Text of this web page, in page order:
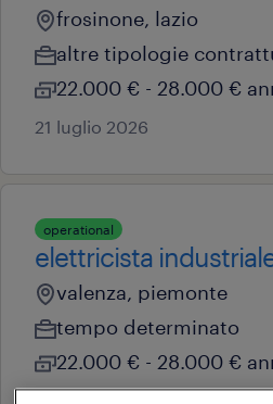
frosinone, lazio
altre tipologie
22.000 € - 28.000 €
21 luglio 2026
operational
elettricista
valenza, piemonte
tempo determinato
22.000 € - 28.000 €